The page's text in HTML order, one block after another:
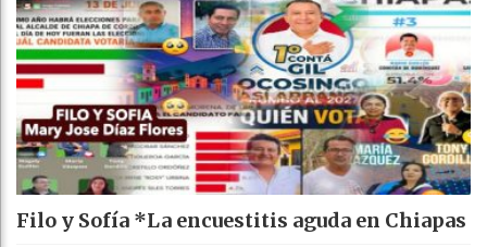
Filo y Sofía *La encuestitis aguda en Chiapas